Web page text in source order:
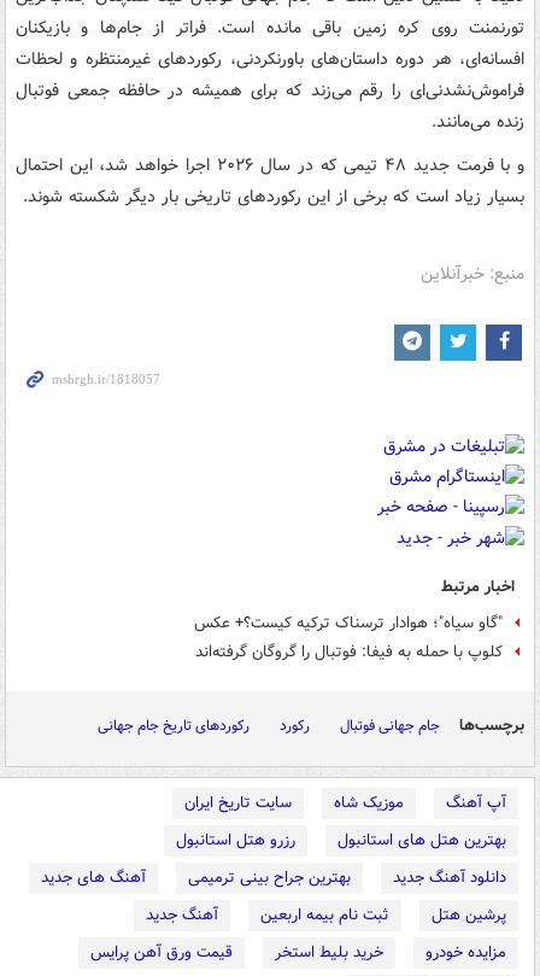
تورنمنت روی کره زمین باقی مانده است. فراتر از جام‌ها و بازیکنان
افسانه‌ای، هر دوره داستان‌های باورنکردنی، رکوردهای غیرمنتظره و لحظات
فراموش‌نشدنی‌ای را رقم می‌زند که برای همیشه در حافظه جمعی فوتبال
زنده می‌مانند.
و با فرمت جدید ۴۸ تیمی که در سال ۲۰۲۶ اجرا خواهد شد، این احتمال
بسیار زیاد است که برخی از این رکوردهای تاریخی بار دیگر شکسته شوند.
منبع: خبرآنلاین
اخبار مرتبط
"گاو سیاه"؛ هوادار ترسناک ترکیه‌ کیست؟+ عکس
کلوپ با حمله به فیفا: فوتبال را گروگان گرفته‌اند
برچسب‌ها جام جهانی فوتبال رکورد رکوردهای تاریخ جام جهانی
آپ آهنگ موزیک شاه
سایت تاریخ ایران
بهترین هتل های استانبول
رزرو هتل استانبول
دانلود آهنگ جدید
بهترین جراح بینی ترمیمی
آهنگ های جدید
پرشین هتل
ثبت نام بیمه اربعین
آهنگ جدید
مزایده خودرو
خرید بلیط استخر
قیمت ورق آهن پرایس